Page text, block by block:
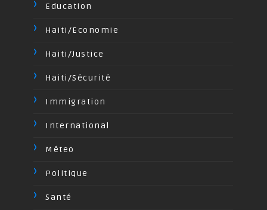
Education
Haiti/Economie
Haiti/Justice
Haiti/Sécurité
Immigration
International
Méteo
Politique
Santé